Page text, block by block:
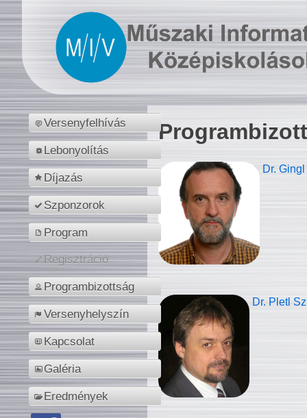
Versenyfelhívás
Lebonyolítás
Díjazás
Szponzorok
Program
Regisztráció
Programbizottság
Versenyhelyszín
Kapcsolat
Galéria
Eredmények
Dr.
Dr. Pletl